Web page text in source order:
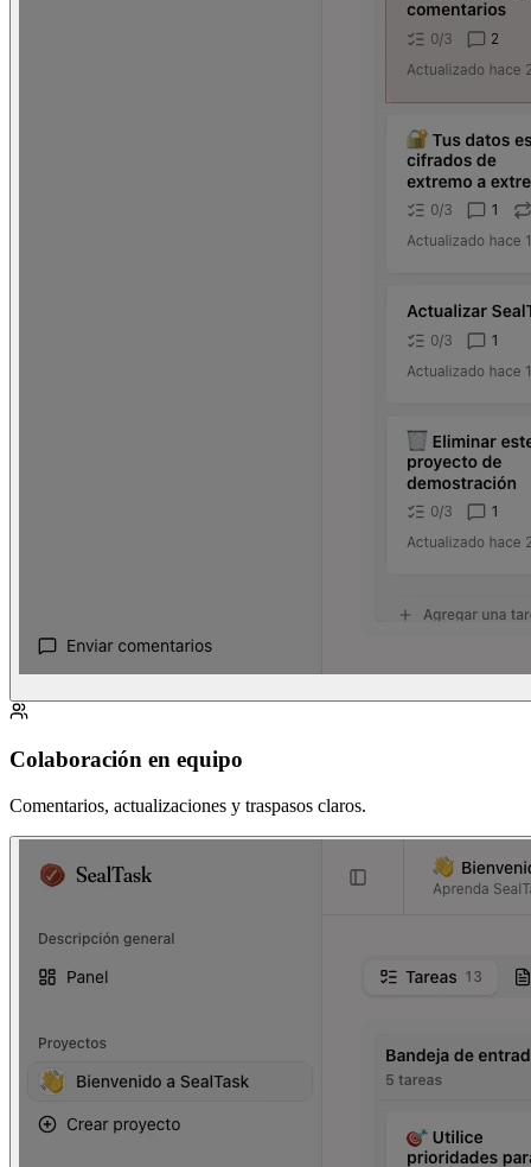
Colaboración en equipo
Comentarios, actualizaciones y traspasos claros.